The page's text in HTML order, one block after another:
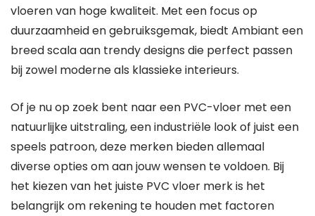
vloeren van hoge kwaliteit. Met een focus op
duurzaamheid en gebruiksgemak, biedt Ambiant een
breed scala aan trendy designs die perfect passen
bij zowel moderne als klassieke interieurs.
Of je nu op zoek bent naar een PVC-vloer met een
natuurlijke uitstraling, een industriële look of juist een
speels patroon, deze merken bieden allemaal
diverse opties om aan jouw wensen te voldoen. Bij
het kiezen van het juiste PVC vloer merk is het
belangrijk om rekening te houden met factoren